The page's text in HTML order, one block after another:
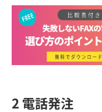
2 電話発注